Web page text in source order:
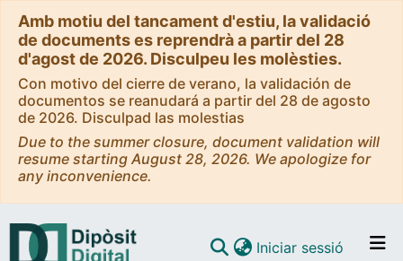
Amb motiu del tancament d'estiu, la validació
de documents es reprendrà a partir del 28
d'agost de 2026. Disculpeu les molèsties.
Con motivo del cierre de verano, la validación de
documentos se reanudará a partir del 28 de agosto
de 2026. Disculpad las molestias
Due to the summer closure, document validation will
resume starting August 28, 2026. We apologize for
any inconvenience.
Iniciar sessió (current)